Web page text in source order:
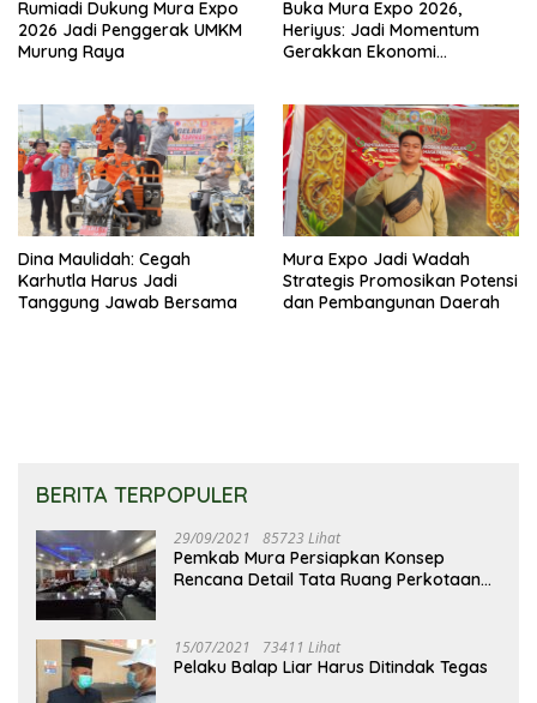
Rumiadi Dukung Mura Expo
2026 Jadi Penggerak UMKM
Murung Raya
Buka Mura Expo 2026,
Heriyus: Jadi Momentum
Gerakkan Ekonomi
Dina Maulidah: Cegah
Karhutla Harus Jadi
Tanggung Jawab Bersama
Mura Expo Jadi Wadah
Strategis Promosikan Potensi
dan Pembangunan Daerah
BERITA TERPOPULER
29/09/2021 85723 Lihat
Pemkab Mura Persiapkan Konsep
Rencana Detail Tata Ruang Perkotaan
15/07/2021 73411 Lihat
Pelaku Balap Liar Harus Ditindak Tegas